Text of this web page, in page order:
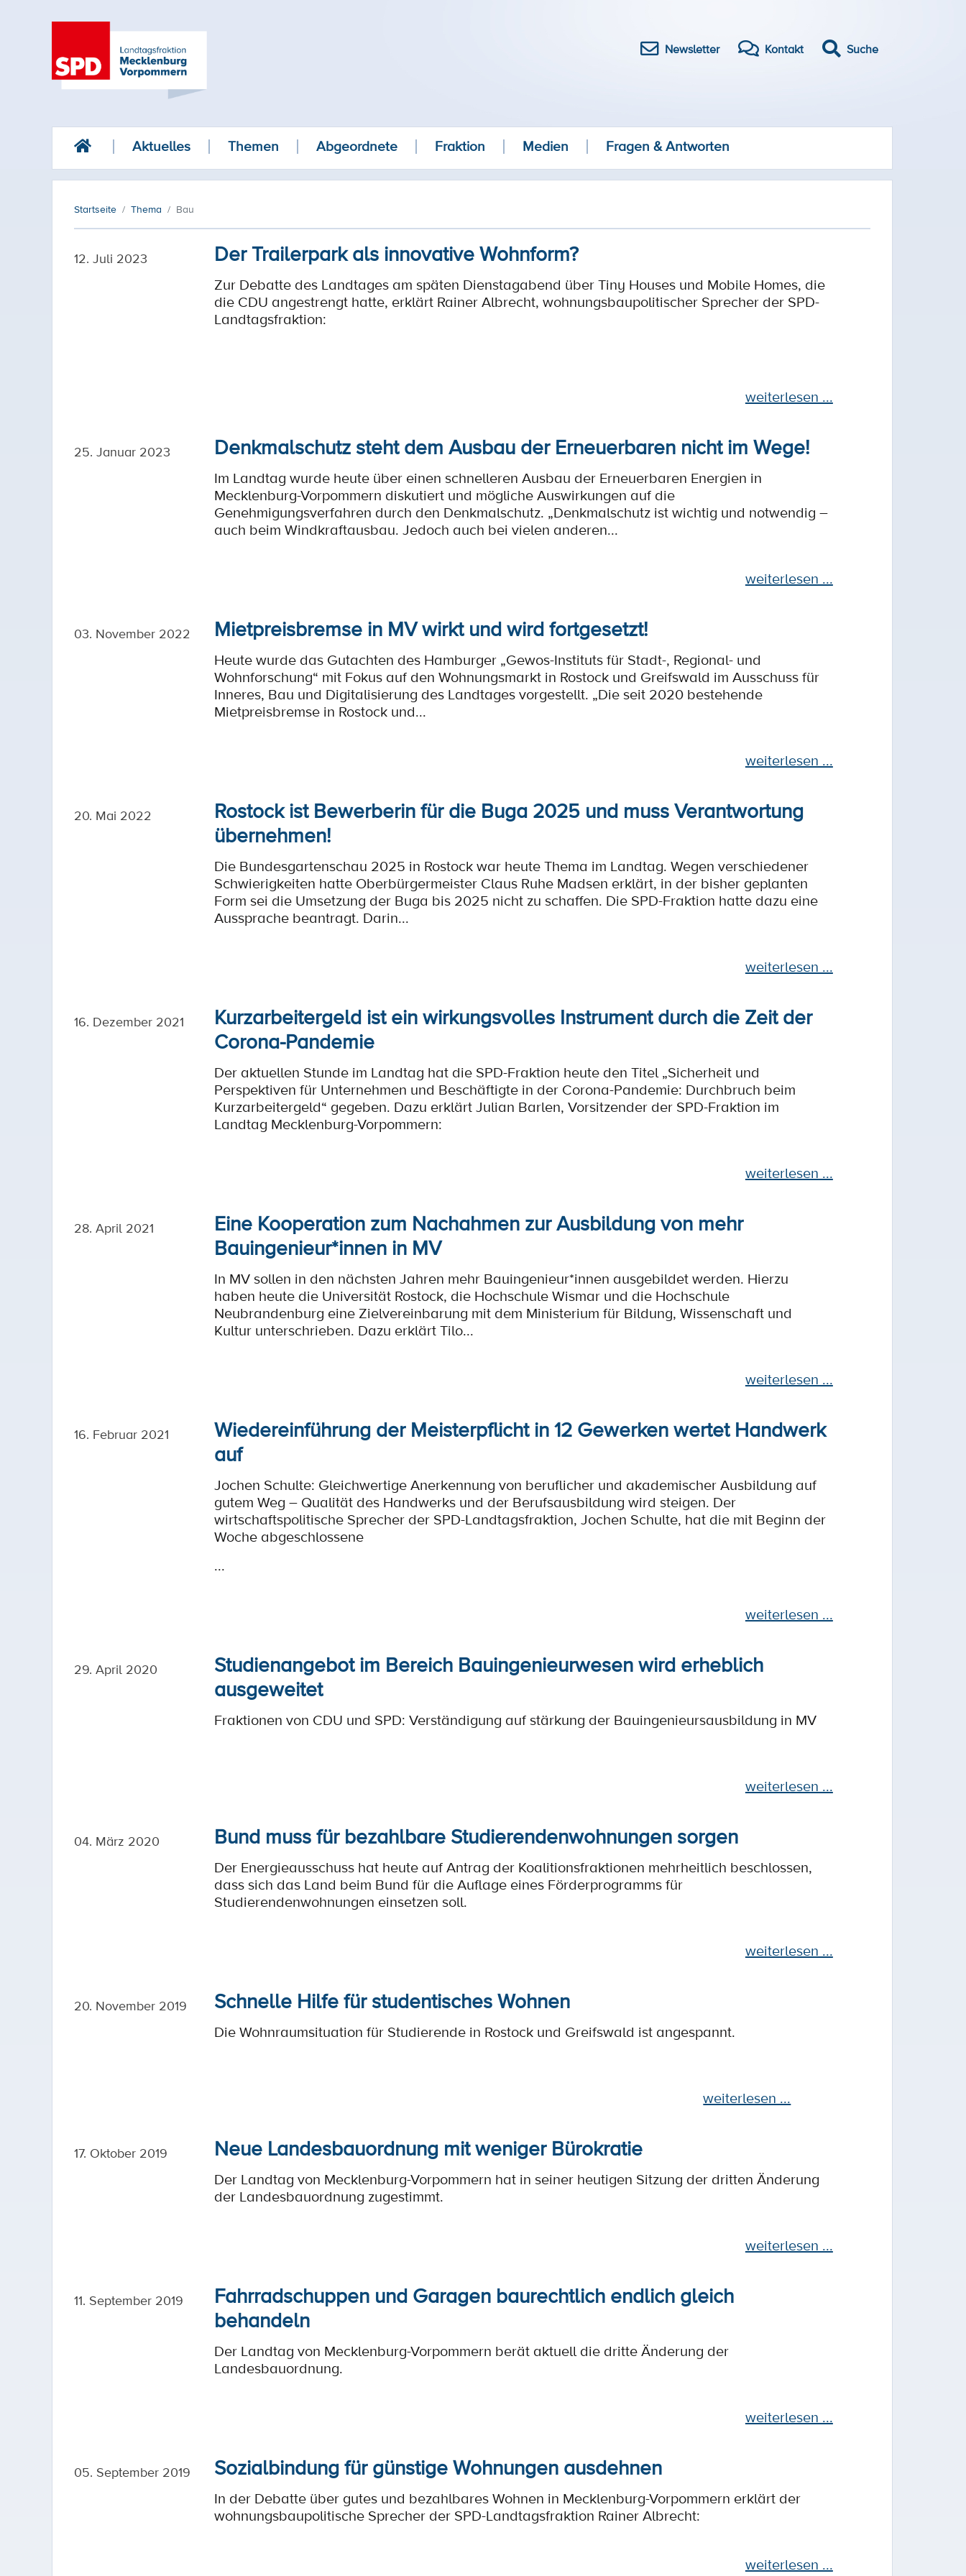
Newsletter Kontakt Suche
Aktuelles Themen Abgeordnete Fraktion Medien Fragen & Antworten
Startseite Thema Bau
12. Juli 2023 Der Trailerpark als innovative Wohnform?
Zur Debatte des Landtages am späten Dienstagabend über Tiny Houses und Mobile Homes, die
die CDU angestrengt hatte, erklärt Rainer Albrecht, wohnungsbaupolitischer Sprecher der SPD-
Landtagsfraktion:
weiterlesen ...
25. Januar 2023 Denkmalschutz steht dem Ausbau der Erneuerbaren nicht im Wege!
Im Landtag wurde heute über einen schnelleren Ausbau der Erneuerbaren Energien in
Mecklenburg-Vorpommern diskutiert und mögliche Auswirkungen auf die
Genehmigungsverfahren durch den Denkmalschutz. „Denkmalschutz ist wichtig und notwendig –
auch beim Windkraftausbau. Jedoch auch bei vielen anderen...
weiterlesen ...
03. November 2022 Mietpreisbremse in MV wirkt und wird fortgesetzt!
Heute wurde das Gutachten des Hamburger „Gewos-Instituts für Stadt-, Regional- und
Wohnforschung“ mit Fokus auf den Wohnungsmarkt in Rostock und Greifswald im Ausschuss für
Inneres, Bau und Digitalisierung des Landtages vorgestellt. „Die seit 2020 bestehende
Mietpreisbremse in Rostock und...
weiterlesen ...
20. Mai 2022
Rostock ist Bewerberin für die Buga 2025 und muss Verantwortung
übernehmen!
Die Bundesgartenschau 2025 in Rostock war heute Thema im Landtag. Wegen verschiedener
Schwierigkeiten hatte Oberbürgermeister Claus Ruhe Madsen erklärt, in der bisher geplanten
Form sei die Umsetzung der Buga bis 2025 nicht zu schaffen. Die SPD-Fraktion hatte dazu eine
Aussprache beantragt. Darin...
weiterlesen ...
16. Dezember 2021
Kurzarbeitergeld ist ein wirkungsvolles Instrument durch die Zeit der
Corona-Pandemie
Der aktuellen Stunde im Landtag hat die SPD-Fraktion heute den Titel „Sicherheit und
Perspektiven für Unternehmen und Beschäftigte in der Corona-Pandemie: Durchbruch beim
Kurzarbeitergeld“ gegeben. Dazu erklärt Julian Barlen, Vorsitzender der SPD-Fraktion im
Landtag Mecklenburg-Vorpommern:
weiterlesen ...
28. April 2021
Eine Kooperation zum Nachahmen zur Ausbildung von mehr
Bauingenieur*innen in MV
In MV sollen in den nächsten Jahren mehr Bauingenieur*innen ausgebildet werden. Hierzu
haben heute die Universität Rostock, die Hochschule Wismar und die Hochschule
Neubrandenburg eine Zielvereinbarung mit dem Ministerium für Bildung, Wissenschaft und
Kultur unterschrieben. Dazu erklärt Tilo...
weiterlesen ...
16. Februar 2021
Wiedereinführung der Meisterpflicht in 12 Gewerken wertet Handwerk
auf
Jochen Schulte: Gleichwertige Anerkennung von beruflicher und akademischer Ausbildung auf
gutem Weg – Qualität des Handwerks und der Berufsausbildung wird steigen. Der
wirtschaftspolitische Sprecher der SPD-Landtagsfraktion, Jochen Schulte, hat die mit Beginn der
Woche abgeschlossene
...
weiterlesen ...
29. April 2020
Studienangebot im Bereich Bauingenieurwesen wird erheblich
ausgeweitet
Fraktionen von CDU und SPD: Verständigung auf stärkung der Bauingenieursausbildung in MV
weiterlesen ...
04. März 2020 Bund muss für bezahlbare Studierendenwohnungen sorgen
Der Energieausschuss hat heute auf Antrag der Koalitionsfraktionen mehrheitlich beschlossen,
dass sich das Land beim Bund für die Auflage eines Förderprogramms für
Studierendenwohnungen einsetzen soll.
weiterlesen ...
20. November 2019 Schnelle Hilfe für studentisches Wohnen
Die Wohnraumsituation für Studierende in Rostock und Greifswald ist angespannt.
weiterlesen ...
17. Oktober 2019 Neue Landesbauordnung mit weniger Bürokratie
Der Landtag von Mecklenburg-Vorpommern hat in seiner heutigen Sitzung der dritten Änderung
der Landesbauordnung zugestimmt.
weiterlesen ...
11. September 2019
Fahrradschuppen und Garagen baurechtlich endlich gleich
behandeln
Der Landtag von Mecklenburg-Vorpommern berät aktuell die dritte Änderung der
Landesbauordnung.
weiterlesen ...
05. September 2019 Sozialbindung für günstige Wohnungen ausdehnen
In der Debatte über gutes und bezahlbares Wohnen in Mecklenburg-Vorpommern erklärt der
wohnungsbaupolitische Sprecher der SPD-Landtagsfraktion Rainer Albrecht:
weiterlesen ...